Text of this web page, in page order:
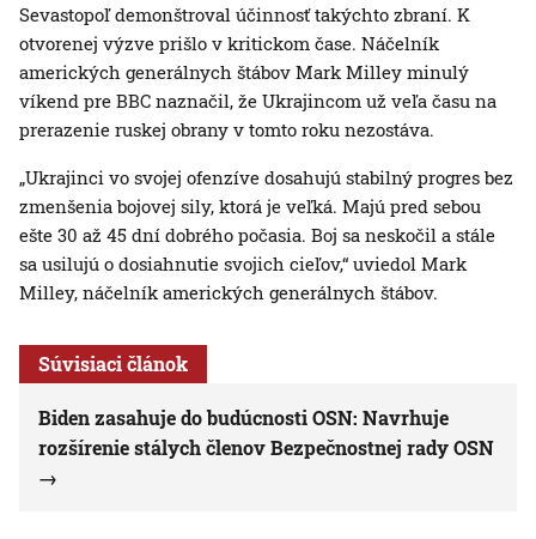
Sevastopoľ demonštroval účinnosť takýchto zbraní. K
otvorenej výzve prišlo v kritickom čase. Náčelník
amerických generálnych štábov Mark Milley minulý
víkend pre BBC naznačil, že Ukrajincom už veľa času na
prerazenie ruskej obrany v tomto roku nezostáva.
„Ukrajinci vo svojej ofenzíve dosahujú stabilný progres bez
zmenšenia bojovej sily, ktorá je veľká. Majú pred sebou
ešte 30 až 45 dní dobrého počasia. Boj sa neskočil a stále
sa usilujú o dosiahnutie svojich cieľov,“ uviedol Mark
Milley, náčelník amerických generálnych štábov.
Súvisiaci článok
Biden zasahuje do budúcnosti OSN: Navrhuje
rozšírenie stálych členov Bezpečnostnej rady OSN